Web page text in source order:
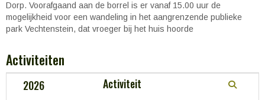
Dorp. Voorafgaand aan de borrel is er vanaf 15.00 uur de
mogelijkheid voor een wandeling in het aangrenzende publieke
park Vechtenstein, dat vroeger bij het huis hoorde
Activiteiten
2026 Activiteit